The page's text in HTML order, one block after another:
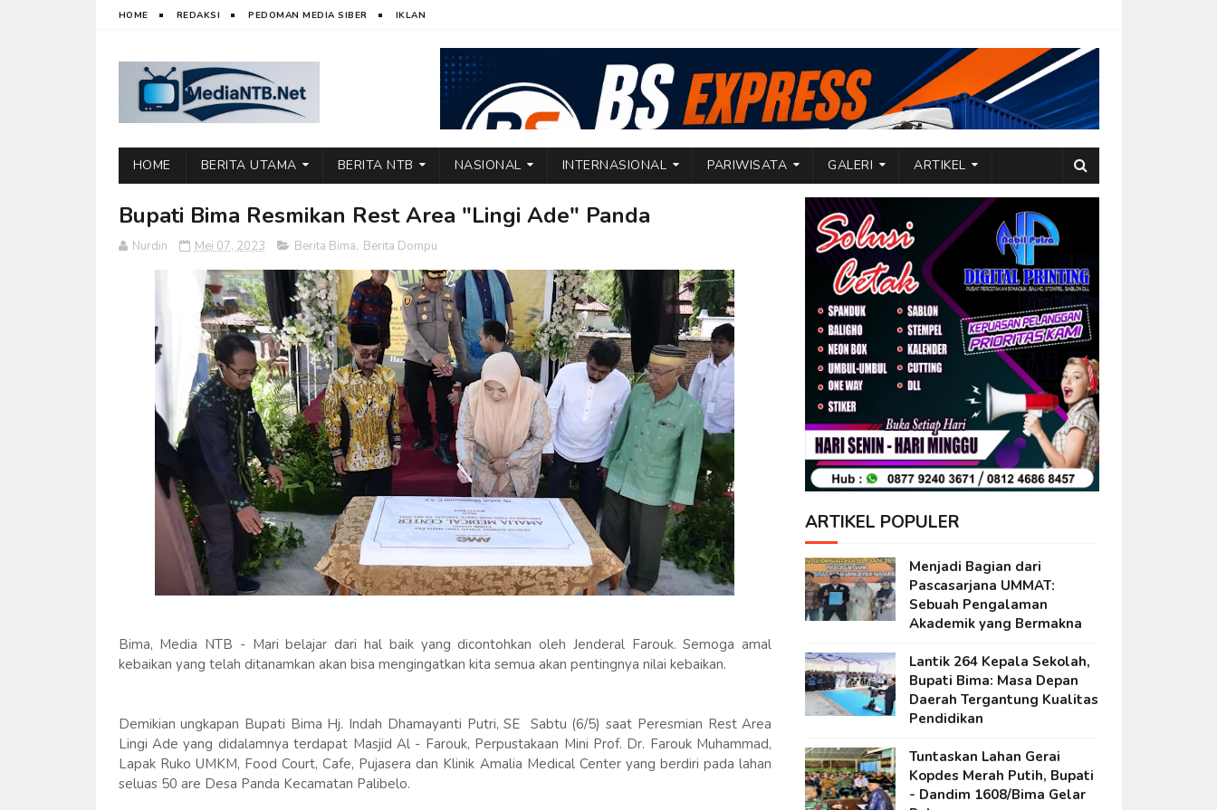
HOME REDAKSI PEDOMAN MEDIA SIBER IKLAN
HOME BERITA UTAMA BERITA NTB NASIONAL INTERNASIONAL PARIWISATA GALERI ARTIKEL
Bupati Bima Resmikan Rest Area "Lingi Ade" Panda
Nurdin Mei 07, 2023 Berita Bima, Berita Dompu
Bima, Media NTB - Mari belajar dari hal baik yang dicontohkan oleh Jenderal Farouk. Semoga amal
kebaikan yang telah ditanamkan akan bisa mengingatkan kita semua akan pentingnya nilai kebaikan.
Demikian ungkapan Bupati Bima Hj. Indah Dhamayanti Putri, SE Sabtu (6/5) saat Peresmian Rest Area
Lingi Ade yang didalamnya terdapat Masjid Al - Farouk, Perpustakaan Mini Prof. Dr. Farouk Muhammad,
Lapak Ruko UMKM, Food Court, Cafe, Pujasera dan Klinik Amalia Medical Center yang berdiri pada lahan
seluas 50 are Desa Panda Kecamatan Palibelo.
ARTIKEL POPULER
Menjadi Bagian dari
Pascasarjana UMMAT:
Sebuah Pengalaman
Akademik yang Bermakna
Lantik 264 Kepala Sekolah,
Bupati Bima: Masa Depan
Daerah Tergantung Kualitas
Pendidikan
Tuntaskan Lahan Gerai
Kopdes Merah Putih, Bupati
- Dandim 1608/Bima Gelar